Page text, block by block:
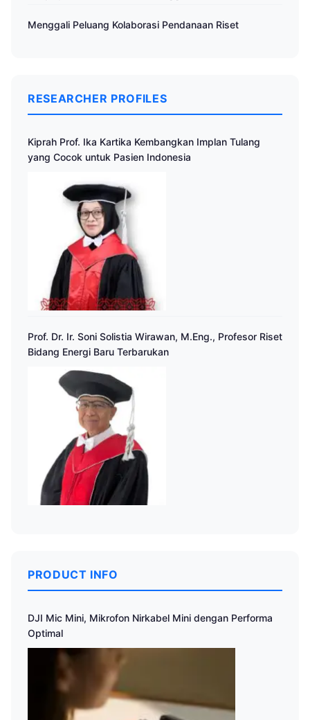
Menggali Peluang Kolaborasi Pendanaan Riset
RESEARCHER PROFILES
Kiprah Prof. Ika Kartika Kembangkan Implan Tulang
yang Cocok untuk Pasien Indonesia
Prof. Dr. Ir. Soni Solistia Wirawan, M.Eng., Profesor Riset
Bidang Energi Baru Terbarukan
PRODUCT INFO
DJI Mic Mini, Mikrofon Nirkabel Mini dengan Performa
Optimal